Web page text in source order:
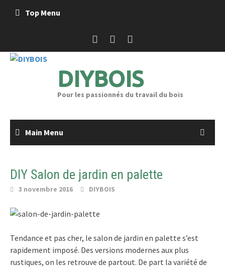
Top Menu
DIYBOIS
Pour les passionnés du travail du bois
Main Menu
DIY Salon de jardin en palette
3 novembre 2016 DIYBOIS
Tendance et pas cher, le salon de jardin en palette s’est
rapidement imposé. Des versions modernes aux plus
rustiques, on les retrouve de partout. De part la variété de